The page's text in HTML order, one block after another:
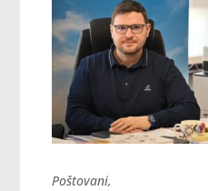
Poštovani,